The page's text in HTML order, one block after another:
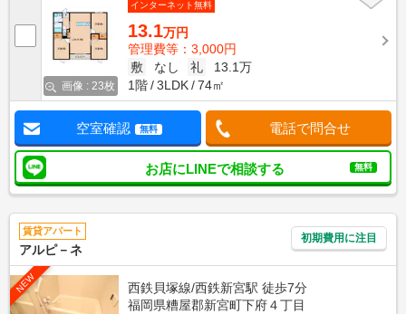
画像 : 23枚
インターネット無料
13.1万円
管理費等：3,000円
敷
なし 礼
13.1万
1階
3LDK 74㎡
空室確認 無料 電話で問合せ
お店にLINEで相談する 無料
賃貸アパート
アルピ－ネ
初期費用に注目
NEW
西鉄貝塚線/西鉄新宮駅 徒歩7分
福岡県糟屋郡新宮町下府４丁目